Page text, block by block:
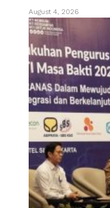
August 4, 2026